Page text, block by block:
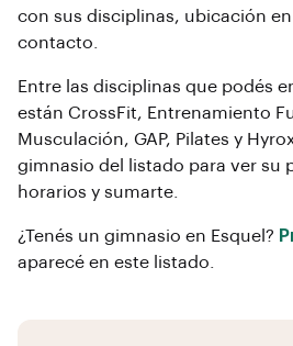
con sus disciplinas, ubicación
contacto.
Entre las disciplinas que podés
están CrossFit, Entrenamiento
Musculación, GAP, Pilates y
gimnasio del listado para ver su
horarios y sumarte.
¿Tenés un gimnasio en Esquel ?
aparecé en este listado.